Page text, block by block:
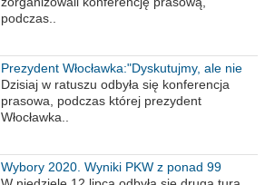
podczas..
Prezydent Włocławka:"Dyskutujmy, ale nie
obrażajmy się”
Dzisiaj w ratuszu odbyła się konferencja
prasowa, podczas której prezydent
Włocławka..
Wybory 2020. Wyniki PKW z ponad 99